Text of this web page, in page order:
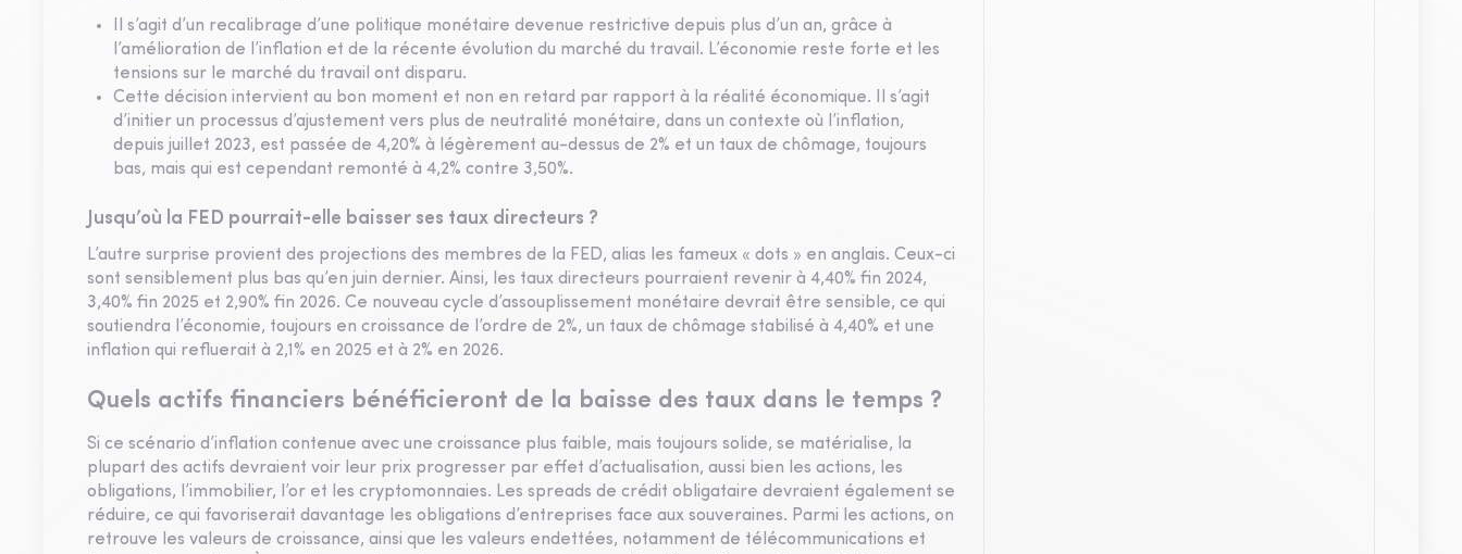
Il s’agit d’un recalibrage d’une politique monétaire devenue restrictive depuis plus d’un an, grâce à
l’amélioration de l’inflation et de la récente évolution du marché du travail. L’économie reste forte et les
tensions sur le marché du travail ont disparu.
Cette décision intervient au bon moment et non en retard par rapport à la réalité économique. Il s’agit
d’initier un processus d’ajustement vers plus de neutralité monétaire, dans un contexte où l’inflation,
depuis juillet 2023, est passée de 4,20% à légèrement au-dessus de 2% et un taux de chômage, toujours
bas, mais qui est cependant remonté à 4,2% contre 3,50%.
Jusqu’où la FED pourrait-elle baisser ses taux directeurs ?
L’autre surprise provient des projections des membres de la FED, alias les fameux « dots » en anglais. Ceux-ci
sont sensiblement plus bas qu’en juin dernier. Ainsi, les taux directeurs pourraient revenir à 4,40% fin 2024,
3,40% fin 2025 et 2,90% fin 2026. Ce nouveau cycle d’assouplissement monétaire devrait être sensible, ce qui
soutiendra l’économie, toujours en croissance de l’ordre de 2%, un taux de chômage stabilisé à 4,40% et une
inflation qui refluerait à 2,1% en 2025 et à 2% en 2026.
Quels actifs financiers bénéficieront de la baisse des taux dans le temps ?
Si ce scénario d’inflation contenue avec une croissance plus faible, mais toujours solide, se matérialise, la
plupart des actifs devraient voir leur prix progresser par effet d’actualisation, aussi bien les actions, les
obligations, l’immobilier, l’or et les cryptomonnaies. Les spreads de crédit obligataire devraient également se
réduire, ce qui favoriserait davantage les obligations d’entreprises face aux souveraines. Parmi les actions, on
retrouve les valeurs de croissance, ainsi que les valeurs endettées, notamment de télécommunications et